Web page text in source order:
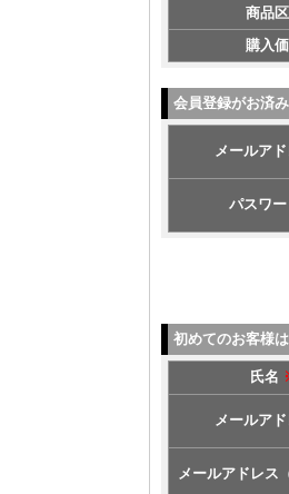
商品
購入
会員登録がお済
メールア
パスワー
初めてのお客様
氏名
メールア
メールアドレス